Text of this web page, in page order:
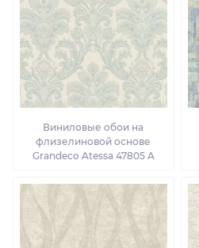
Виниловые обои на
флизелиновой основе
Grandeco Atessa 47805 A